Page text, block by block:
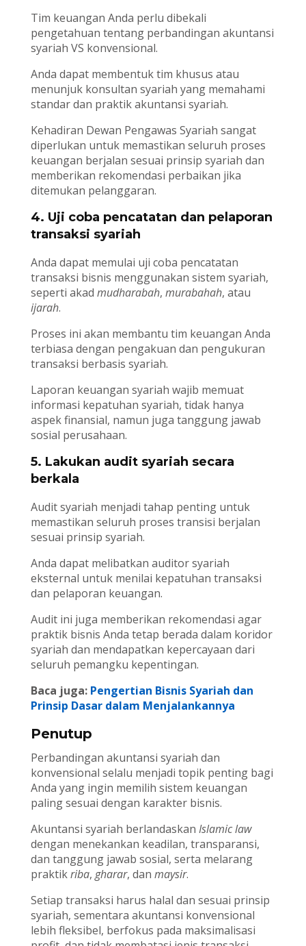
Tim keuangan Anda perlu dibekali
pengetahuan tentang perbandingan akuntansi
syariah VS konvensional.
Anda dapat membentuk tim khusus atau
menunjuk konsultan syariah yang memahami
standar dan praktik akuntansi syariah.
Kehadiran Dewan Pengawas Syariah sangat
diperlukan untuk memastikan seluruh proses
keuangan berjalan sesuai prinsip syariah dan
memberikan rekomendasi perbaikan jika
ditemukan pelanggaran.
4. Uji coba pencatatan dan pelaporan
transaksi syariah
Anda dapat memulai uji coba pencatatan
transaksi bisnis menggunakan sistem syariah,
seperti akad mudharabah, murabahah, atau
ijarah.
Proses ini akan membantu tim keuangan Anda
terbiasa dengan pengakuan dan pengukuran
transaksi berbasis syariah.
Laporan keuangan syariah wajib memuat
informasi kepatuhan syariah, tidak hanya
aspek finansial, namun juga tanggung jawab
sosial perusahaan.
5. Lakukan audit syariah secara
berkala
Audit syariah menjadi tahap penting untuk
memastikan seluruh proses transisi berjalan
sesuai prinsip syariah.
Anda dapat melibatkan auditor syariah
eksternal untuk menilai kepatuhan transaksi
dan pelaporan keuangan.
Audit ini juga memberikan rekomendasi agar
praktik bisnis Anda tetap berada dalam koridor
syariah dan mendapatkan kepercayaan dari
seluruh pemangku kepentingan.
Baca juga: Pengertian Bisnis Syariah dan
Prinsip Dasar dalam Menjalankannya
Penutup
Perbandingan akuntansi syariah dan
konvensional selalu menjadi topik penting bagi
Anda yang ingin memilih sistem keuangan
paling sesuai dengan karakter bisnis.
Akuntansi syariah berlandaskan Islamic law
dengan menekankan keadilan, transparansi,
dan tanggung jawab sosial, serta melarang
praktikriba,gharar, dan maysir.
Setiap transaksi harus halal dan sesuai prinsip
syariah, sementara akuntansi konvensional
lebih fleksibel, berfokus pada maksimalisasi